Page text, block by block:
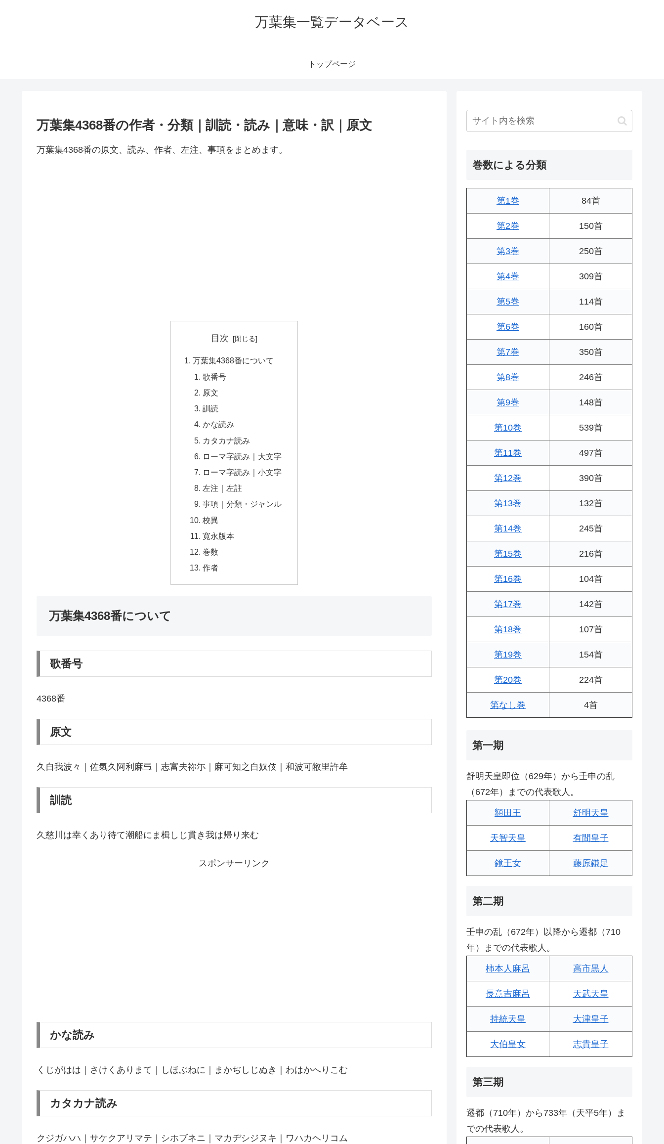
万葉集一覧データベース
トップページ
万葉集4368番の作者・分類｜訓読・読み｜意味・訳｜原文
万葉集4368番の原文、読み、作者、左注、事項をまとめます。
目次
万葉集4368番について
歌番号
原文
訓読
かな読み
カタカナ読み
ローマ字読み｜大文字
ローマ字読み｜小文字
左注｜左註
事項｜分類・ジャンル
校異
寛永版本
巻数
作者
万葉集4368番について
歌番号
4368番
原文
久自我波々｜佐氣久阿利麻弖｜志富夫祢尓｜麻可知之自奴伎｜和波可敝里許牟
訓読
久慈川は幸くあり待て潮船にま楫しじ貫き我は帰り来む
スポンサーリンク
かな読み
くじがはは｜さけくありまて｜しほぶねに｜まかぢしじぬき｜わはかへりこむ
カタカナ読み
クジガハハ｜サケクアリマテ｜シホブネニ｜マカヂシジヌキ｜ワハカヘリコム
巻数による分類
第1巻 84首
第2巻 150首
第3巻 250首
第4巻 309首
第5巻 114首
第6巻 160首
第7巻 350首
第8巻 246首
第9巻 148首
第10巻 539首
第11巻 497首
第12巻 390首
第13巻 132首
第14巻 245首
第15巻 216首
第16巻 104首
第17巻 142首
第18巻 107首
第19巻 154首
第20巻 224首
第なし巻 4首
第一期
舒明天皇即位（629年）から壬申の乱
（672年）までの代表歌人。
額田王 舒明天皇
天智天皇 有間皇子
鏡王女 藤原鎌足
第二期
壬申の乱（672年）以降から遷都（710
年）までの代表歌人。
柿本人麻呂 高市黒人
長意吉麻呂 天武天皇
持統天皇 大津皇子
大伯皇女 志貴皇子
第三期
遷都（710年）から733年（天平5年）ま
での代表歌人。